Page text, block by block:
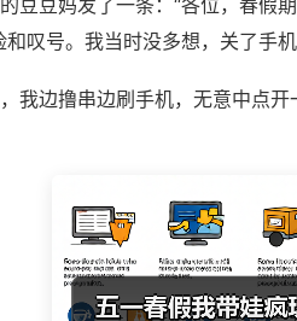
豆豆妈发了一条：“各位，春假
叹号。我当时没多想，关了手机
我边撸串边刷手机，无意中点